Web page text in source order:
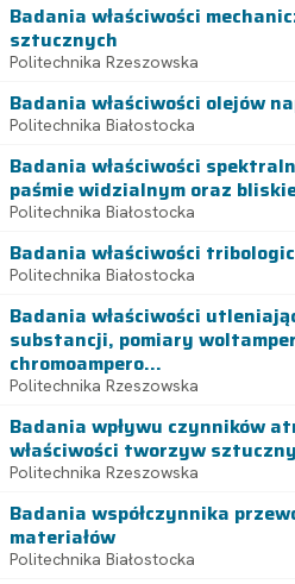
Badania właściwości
sztucznych
Politechnika Rzeszowska
Badania właściwości olejów
Politechnika Białostocka
Badania właściwości
paśmie widzialnym oraz
Politechnika Białostocka
Badania właściwości
Politechnika Białostocka
Badania właściwości
substancji, pomiary
chromoampero...
Politechnika Rzeszowska
Badania wpływu czynników
właściwości tworzyw
Politechnika Rzeszowska
Badania współczynnika
materiałów
Politechnika Białostocka